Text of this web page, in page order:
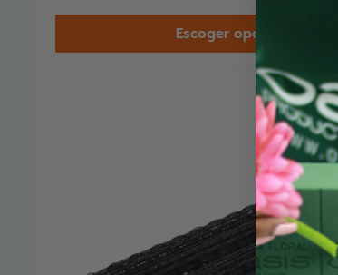
venta
Escoger opción